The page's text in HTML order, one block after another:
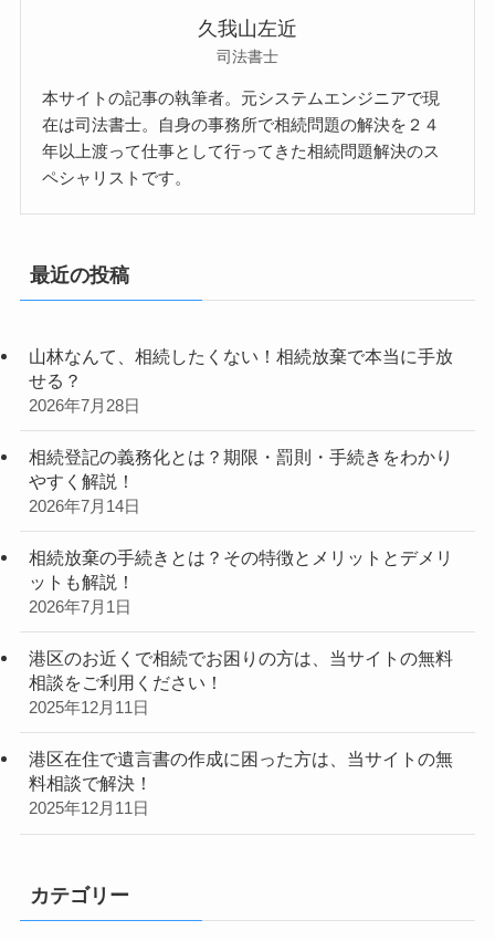
久我山左近
司法書士
本サイトの記事の執筆者。元システムエンジニアで現
在は司法書士。自身の事務所で相続問題の解決を２４
年以上渡って仕事として行ってきた相続問題解決のス
ペシャリストです。
最近の投稿
山林なんて、相続したくない！相続放棄で本当に手放
せる？
2026年7月28日
相続登記の義務化とは？期限・罰則・手続きをわかり
やすく解説！
2026年7月14日
相続放棄の手続きとは？その特徴とメリットとデメリ
ットも解説！
2026年7月1日
港区のお近くで相続でお困りの方は、当サイトの無料
相談をご利用ください！
2025年12月11日
港区在住で遺言書の作成に困った方は、当サイトの無
料相談で解決！
2025年12月11日
カテゴリー